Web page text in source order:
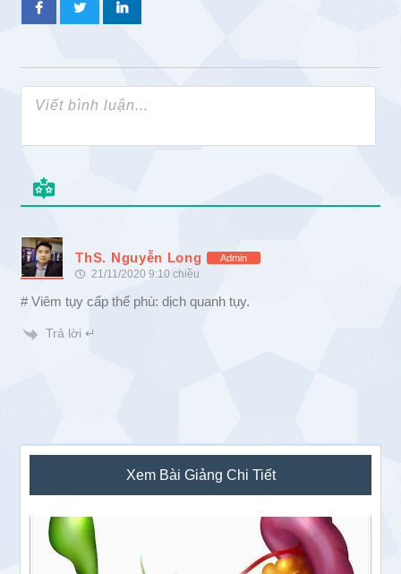
ThS. Nguyễn Long Admin
21/11/2020 9:10 chiều
# Viêm tụy cấp thể phù: dịch quanh tụy.
Trả lời ↵
Sidebar
chính
Xem Bài Giảng Chi Tiết